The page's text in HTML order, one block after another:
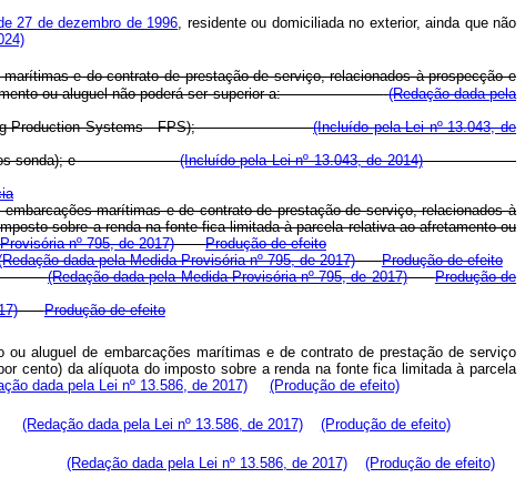
27 de dezembro de 1996, residente ou domiciliada no exterior, ainda que não
e do contrato de prestação de serviço, relacionados à prospecção e
ao afretamento ou aluguel não poderá ser superior a: (Redação dada pela
Production Systems- FPS);(Incluído pela Lei nº 13.043, de
(navios-sonda); e(Incluído pela Lei nº 13.043, de 2014)
marítimas e de contrato de prestação de serviço, relacionados à
sobre a renda na fonte fica limitada à parcela relativa ao afretamento ou
nº 795, de 2017)
Produção de efeito
dada pela Medida Provisória nº 795, de 2017)
Produção de efeito
e(Redação dada pela Medida Provisória nº 795, de 2017)
Produção de
Produção de efeito
aluguel de embarcações marítimas e de contrato de prestação de serviço
cento) da alíquota do imposto sobre a renda na fonte fica limitada à parcela
dada pela Lei nº 13.586, de 2017) (Produção de efeito)
(Redação dada pela Lei nº 13.586, de 2017) (Produção de efeito)
e (Redação dada pela Lei nº 13.586, de 2017) (Produção de efeito)